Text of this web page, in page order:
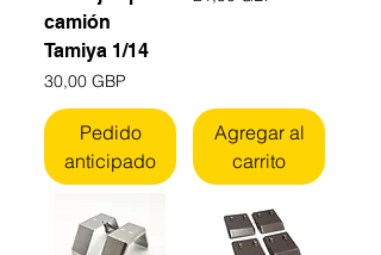
camión
Tamiya 1/14
Precio
30,00 GBP
Pedido
anticipado
Agregar al
carrito